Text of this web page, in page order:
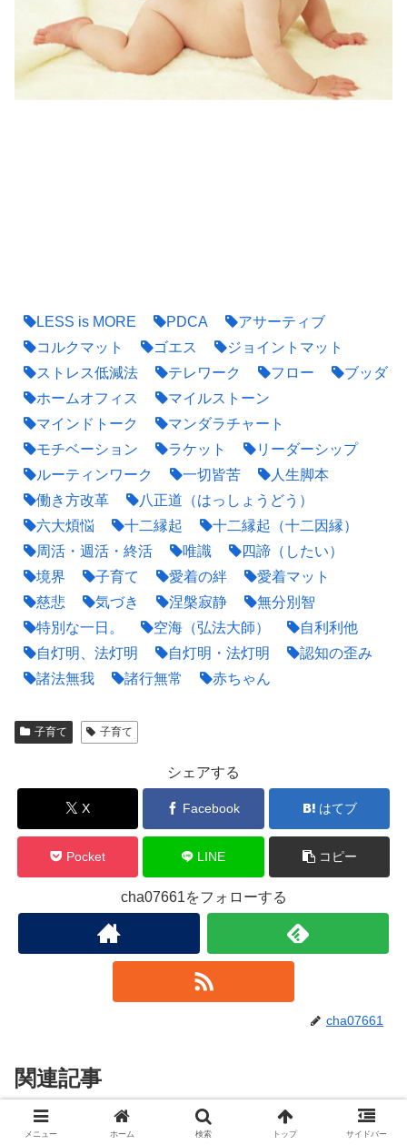
LESS is MORE PDCA
アサーティブ
コルクマット
ゴエス
ジョイントマット
ストレス低減法
テレワーク フロー
ブッダ
ホームオフィス
マイルストーン
マインドトーク
マンダラチャート
モチベーション
ラケット
リーダーシップ
ルーティンワーク
一切皆苦
人生脚本
働き方改革
八正道（はっしょうどう）
六大煩悩
十二縁起
十二縁起（十二因縁）
周活・週活・終活
唯識
四諦（したい）
境界
子育て 愛着の絆
愛着マット
慈悲
気づき 涅槃寂静
無分別智
特別な一日。
空海（弘法大師）
自利利他
自灯明、法灯明
自灯明・法灯明
認知の歪み
諸法無我
諸行無常 赤ちゃん
子育て 子育て
シェアする
X Facebook はてブ
Pocket LINE コピー
cha07661をフォローする
cha07661
関連記事
子育て
【子育て豆知識】出産までに考え
メニュー ホーム 検索 トップ サイドバー